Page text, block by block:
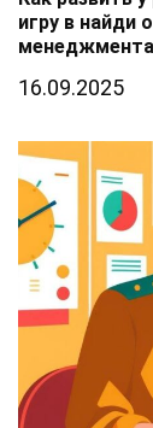
игру в найди
менеджмента
16.09.2025